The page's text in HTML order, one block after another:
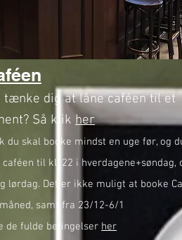
tænke dig at låne caféen til et
Så klik her
du skal booke mindst en uge før, og
caféen til kl. 22 i hverdagene+søndag,
lørdag. Det er ikke muligt at booke
samt fra 23/12-6/1
de fulde betingelser her